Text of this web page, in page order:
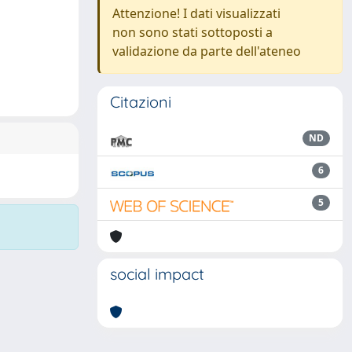
Attenzione! I dati visualizzati
non sono stati sottoposti a
validazione da parte dell'ateneo
Citazioni
ND
6
5
social impact